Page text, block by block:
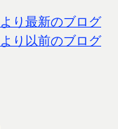
より最新のブログ
より以前のブログ